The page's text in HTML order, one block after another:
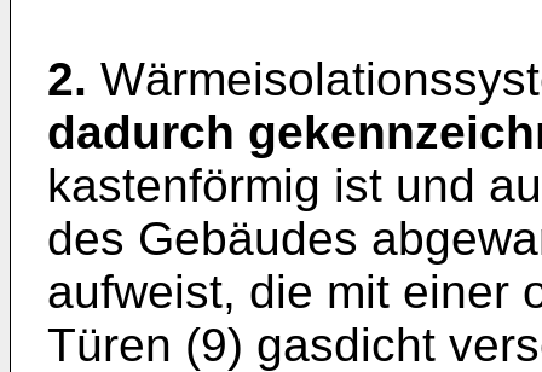
2.
dadurch
kastenförmig ist und
des Gebäudes
aufweist, die mit einer
Türen (9) gasdicht